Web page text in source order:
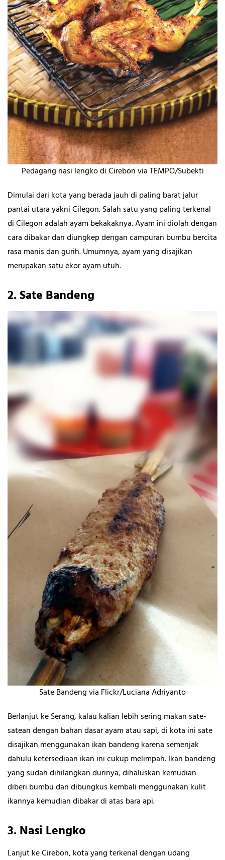
Pedagang nasi lengko di Cirebon via TEMPO/Subekti
Dimulai dari kota yang berada jauh di paling barat jalur
pantai utara yakni Cilegon. Salah satu yang paling terkenal
di Cilegon adalah ayam bekakaknya. Ayam ini diolah dengan
cara dibakar dan diungkep dengan campuran bumbu bercita
rasa manis dan gurih. Umumnya, ayam yang disajikan
merupakan satu ekor ayam utuh.
2. Sate Bandeng
Sate Bandeng via Flickr/Luciana Adriyanto
Berlanjut ke Serang, kalau kalian lebih sering makan sate-
satean dengan bahan dasar ayam atau sapi, di kota ini sate
disajikan menggunakan ikan bandeng karena semenjak
dahulu ketersediaan ikan ini cukup melimpah. Ikan bandeng
yang sudah dihilangkan durinya, dihaluskan kemudian
diberi bumbu dan dibungkus kembali menggunakan kulit
ikannya kemudian dibakar di atas bara api.
3.Nasi Lengko
Lanjut ke Cirebon, kota yang terkenal dengan udang